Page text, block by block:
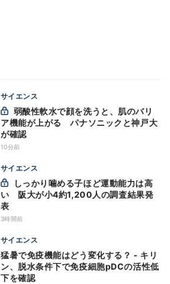
サイエンス
ア機能が上がる パナソニックと神戸大
が確認
10分前
サイエンス
い 阪大が小4約1,200人の調査結果発
表
3時間前
サイエンス
猛暑で免疫機能はどう変化する？ - キリ
ン、脱水条件下で免疫細胞pDCの活性低
下を確認